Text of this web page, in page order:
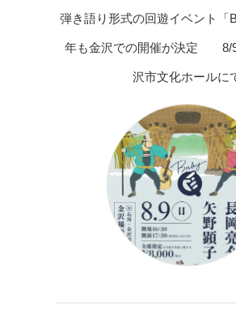
弾き語り形式の回遊イベント「
年も金沢での開催が決定 8/
沢市文化ホールに